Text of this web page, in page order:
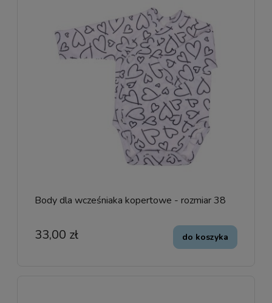
Body dla wcześniaka kopertowe - rozmiar 38
33,00 zł do koszyka